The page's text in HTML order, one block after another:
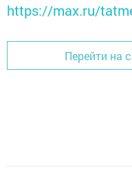
https://max.ru/
Перейти на